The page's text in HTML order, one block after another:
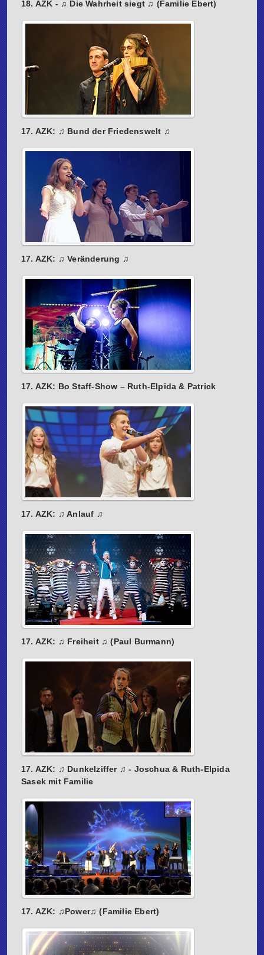
18. AZK - ♫ Die Wahrheit siegt ♫ (Familie Ebert)
17. AZK: ♫ Bund der Friedenswelt ♫
17. AZK: ♫ Veränderung ♫
17. AZK: Bo Staff-Show – Ruth-Elpida & Patrick
17. AZK: ♫ Anlauf ♫
17. AZK: ♫ Freiheit ♫ (Paul Burmann)
17. AZK: ♫ Dunkelziffer ♫ - Joschua & Ruth-Elpida
Sasek mit Familie
17. AZK: ♫Power♫ (Familie Ebert)